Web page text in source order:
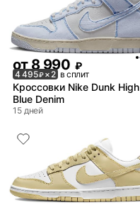
от8 990 ₽
4 495₽× 2 в сплит
Кроссовки Nike Dunk High
Blue Denim
15 дней